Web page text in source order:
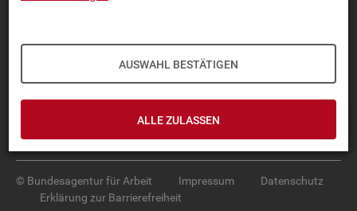
AUSWAHL BESTÄTIGEN
ALLE ZULASSEN
TOP-PRO­DUK­TE
SER­VICE
© Bundesagentur für Arbeit Impressum
Datenschutz
Erklärung zur Barrierefreiheit